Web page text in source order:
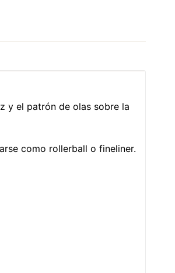
y el patrón de olas sobre la
como rollerball o fineliner.